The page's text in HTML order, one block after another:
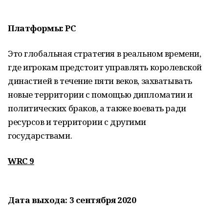
Платформы: PC
Это глобальная стратегия в реальном времени,
где игрокам предстоит управлять королевской
династией в течение пяти веков, захватывать
новые территории с помощью дипломатии и
политических браков, а также воевать ради
ресурсов и территории с другими
государствами.
WRC 9
Дата выхода: 3 сентября 2020